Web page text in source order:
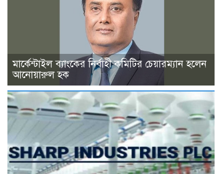
মার্কেন্টাইল ব্যাংকের নির্বাহী কমিটির চেয়ারম্যান হলেন
আনোয়ারুল হক